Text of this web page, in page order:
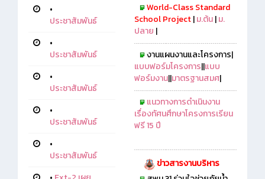
•
ประชาสัมพันธ์
•
ประชาสัมพันธ์
•
ประชาสัมพันธ์
•
ประชาสัมพันธ์
•
ประชาสัมพันธ์
World-Class Standard
School Project|ม.ต้น|ม.
ปลาย |
งานแผนงานและโครงการ|
แบบฟอร์มโครงการ||แบบ
ฟอร์มงาน||มาตรฐานสมศ|
แนวทางการดำเนินงาน
เรื่องทัศนศึกษาโครงการเรียน
ฟรี 15 ปี
ข่าวสารงานบริหาร